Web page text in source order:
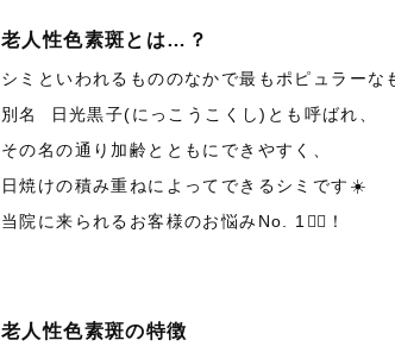
老人性色素斑とは… ？
シミといわれるもののなかで最もポピュラーな
別名 日光黒子(にっこうこくし)とも呼ばれ、
その名の通り加齢とともにできやすく、
日焼けの積み重ねによってできるシミです ☀️
当院に来られるお客様のお悩み No. 1☝🏻 ！
老人性色素斑の特徴